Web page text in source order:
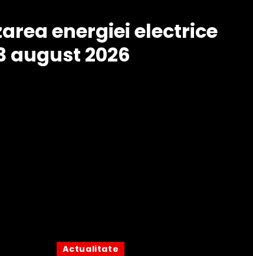
energiei electrice
august 2026
Actualitate